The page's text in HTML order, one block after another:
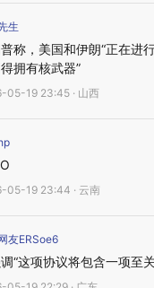
生
称，美国和伊朗“正在进
拥有核武器”
05-19 23:45 · 山西
05-19 23:44 · 云南
友ERSoe6
“这项协议将包含一项至